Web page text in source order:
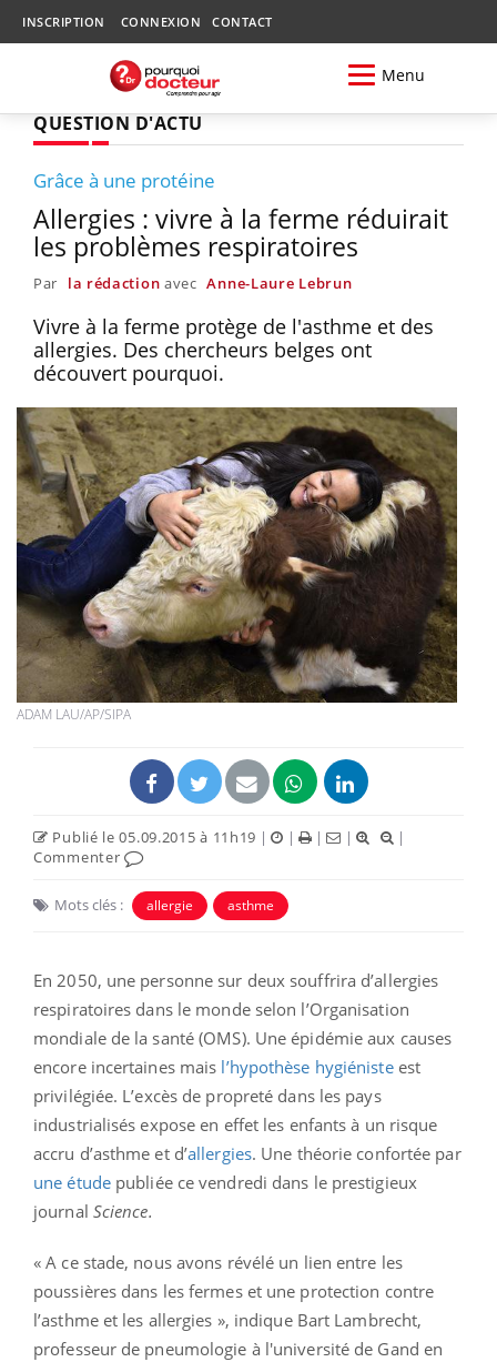
INSCRIPTION CONNEXION CONTACT
Menu
QUESTION D'ACTU
Grâce à une protéine
Allergies : vivre à la ferme réduirait
les problèmes respiratoires
Par la rédaction avec Anne-Laure Lebrun
Vivre à la ferme protège de l'asthme et des
allergies. Des chercheurs belges ont
découvert pourquoi.
ADAM LAU/AP/SIPA
Publié le 05.09.2015 à 11h19 | | | |
|
Commenter
Mots clés : allergie asthme
En 2050, une personne sur deux souffrira d’allergies
respiratoires dans le monde selon l’Organisation
mondiale de la santé (OMS). Une épidémie aux causes
encore incertaines mais l’hypothèse hygiénisteest
privilégiée. L’excès de propreté dans les pays
industrialisés expose en effet les enfants à un risque
accru d’asthme et d’allergies. Une théorie confortée par
une étudepubliée ce vendredi dans le prestigieux
journal Science.
« A ce stade, nous avons révélé un lien entre les
poussières dans les fermes et une protection contre
l’asthme et les allergies », indique Bart Lambrecht,
professeur de pneumologie à l'université de Gand en